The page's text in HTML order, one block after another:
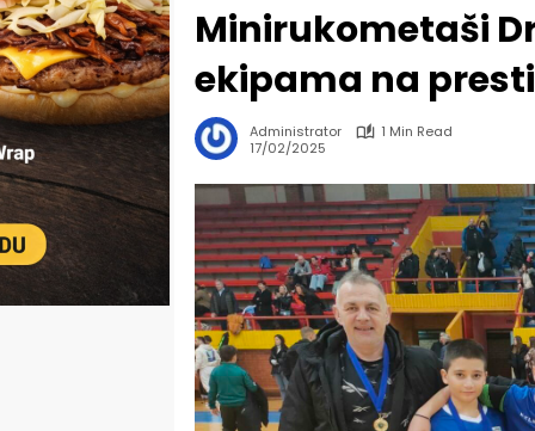
Minirukometaši
ekipama na
Administrator
1 Min Read
17/02/2025